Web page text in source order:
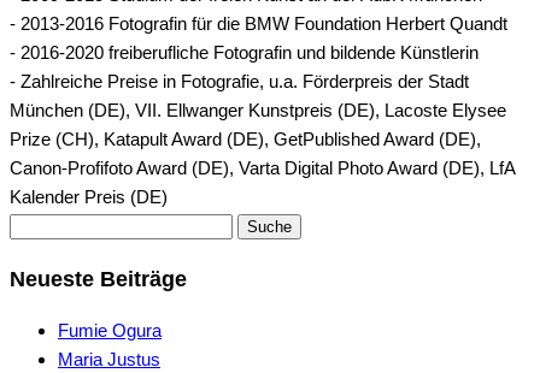
- 2013-2016 Fotografin für die BMW Foundation Herbert Quandt
- 2016-2020 freiberufliche Fotografin und bildende Künstlerin
- Zahlreiche Preise in Fotografie, u.a. Förderpreis der Stadt
München (DE), VII. Ellwanger Kunstpreis (DE), Lacoste Elysee
Prize (CH), Katapult Award (DE), GetPublished Award (DE),
Canon-Profifoto Award (DE), Varta Digital Photo Award (DE), LfA
Kalender Preis (DE)
Neueste Beiträge
Fumie Ogura
Maria Justus